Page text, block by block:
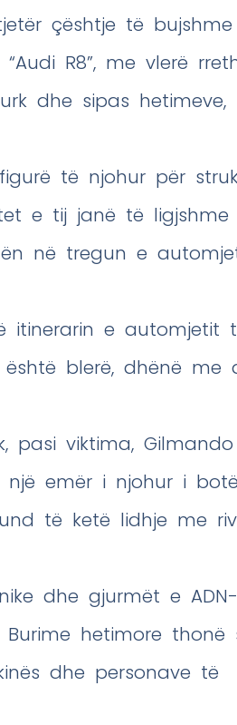
çështje të
R8”, me vlerë
dhe sipas hetimeve,
të njohur për
e tij janë të ligjshme
në tregun e
itinerarin e automjetit
blerë, dhënë me
pasi viktima, Gilmando
një emër i njohur i
të ketë lidhje me
dhe gjurmët e
hetimore thonë
dhe personave të